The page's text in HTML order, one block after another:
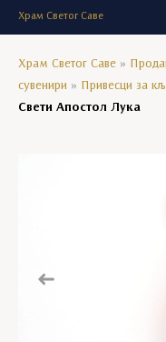
Храм Светог Саве
Храм Светог Саве »
сувенири » Привесци за
Свети Апостол Лука